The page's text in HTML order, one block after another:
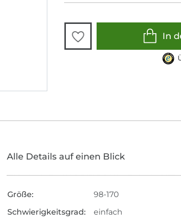
In
Alle Details auf einen Blick
Größe:
98-170
Schwierigkeitsgrad:
einfach